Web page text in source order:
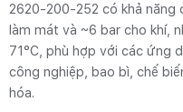
2620‑200‑252 có khả
làm mát và ~6 bar cho khí,
71°C, phù hợp với các ứng
công nghiệp, bao bì, chế
hóa.